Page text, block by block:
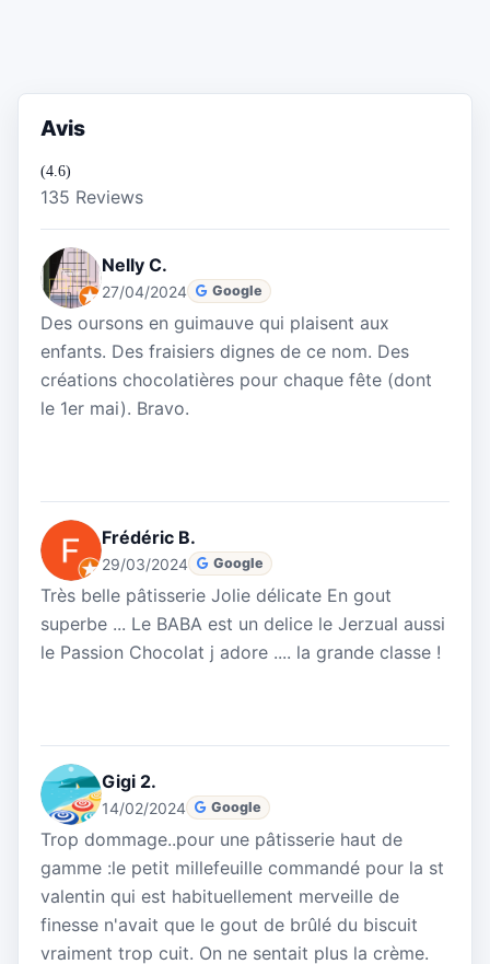
Avis
(4.6)
135 Reviews
Nelly C.
27/04/2024 Google
Des oursons en guimauve qui plaisent aux
enfants. Des fraisiers dignes de ce nom. Des
créations chocolatières pour chaque fête (dont
le 1er mai). Bravo.
Frédéric B.
29/03/2024 Google
Très belle pâtisserie Jolie délicate En gout
superbe ... Le BABA est un delice le Jerzual aussi
le Passion Chocolat j adore .... la grande classe !
Gigi 2.
14/02/2024 Google
Trop dommage..pour une pâtisserie haut de
gamme :le petit millefeuille commandé pour la st
valentin qui est habituellement merveille de
finesse n'avait que le gout de brûlé du biscuit
vraiment trop cuit. On ne sentait plus la crème.